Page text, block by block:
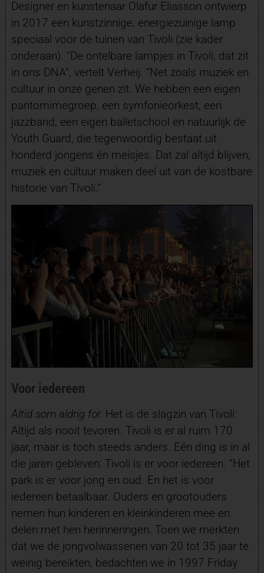
Designer en kunstenaar Olafur Eliasson ontwierp
in 2017 een kunstzinnige, energiezuinige lamp
speciaal voor de tuinen van Tivoli (zie kader
onderaan). “De ontelbare lampjes in Tivoli, dat zit
in ons DNA”, vertelt Verheij. “Net zoals muziek en
cultuur in onze genen zit. We hebben een eigen
pantomimegroep, een symfonieorkest, een
jazzband, een eigen balletschool en natuurlijk de
Youth Guard, die tegenwoordig bestaat uit
honderd jongens én meisjes. Dat zal altijd blijven;
muziek en cultuur maken deel uit van de kostbare
historie van Tivoli.”
Voor iedereen
Altid som aldrig for. Het is de slagzin van Tivoli:
Altijd als nooit tevoren. Tivoli is er al ruim 170
jaar, maar is toch steeds anders. Eén ding is in al
die jaren gebleven: Tivoli is er voor iedereen. “Het
park is er voor jong en oud. En het is voor
iedereen betaalbaar. Ouders en grootouders
nemen hun kinderen en kleinkinderen mee en
delen met hen herinneringen. Toen we merkten
dat we de jongvolwassenen van 20 tot 35 jaar te
weinig bereikten, bedachten we in 1997 Friday